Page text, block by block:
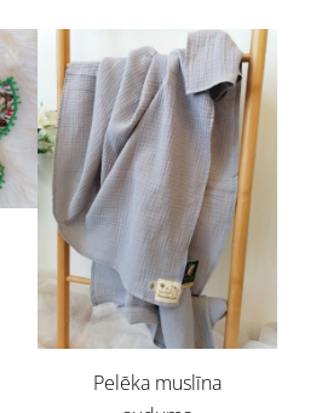
Pelēka muslīna